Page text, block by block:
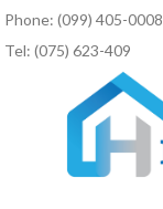
Phone: (099) 405-0008
Tel: (075) 623-409